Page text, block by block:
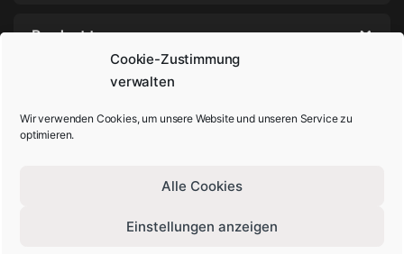
Cookie-Zustimmung
verwalten
Wir verwenden Cookies, um unsere Website und unseren Service zu
optimieren.
Alle Cookies
Einstellungen anzeigen
Product tags